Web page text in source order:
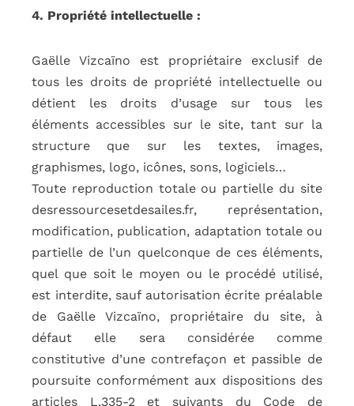
4. Propriété intellectuelle :
Gaëlle Vizcaïno est propriétaire exclusif de
tous les droits de propriété intellectuelle ou
détient les droits d’usage sur tous les
éléments accessibles sur le site, tant sur la
structure que sur les textes, images,
graphismes, logo, icônes, sons, logiciels…
Toute reproduction totale ou partielle du site
desressourcesetdesailes.fr, représentation,
modification, publication, adaptation totale ou
partielle de l’un quelconque de ces éléments,
quel que soit le moyen ou le procédé utilisé,
est interdite, sauf autorisation écrite préalable
de Gaëlle Vizcaïno, propriétaire du site, à
défaut elle sera considérée comme
constitutive d’une contrefaçon et passible de
poursuite conformément aux dispositions des
articles L.335-2 et suivants du Code de